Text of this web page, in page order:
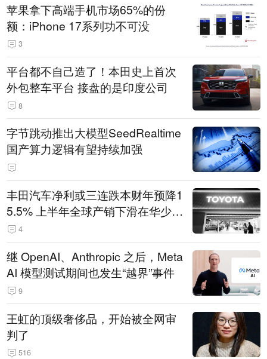
苹果拿下高端手机市场65%的份
额：iPhone 17系列功不可没
3
平台都不自己造了！本田史上首次
外包整车平台 接盘的是印度公司
8
字节跳动推出大模型SeedRealtime
国产算力逻辑有望持续加强
丰田汽车净利或三连跌本财年预降1
5.5% 上半年全球产销下滑在华少卖
14.3万辆
4
继 OpenAI、Anthropic 之后，Meta
AI 模型测试期间也发生“越界”事件
9
王虹的顶级奢侈品，开始被全网审
判了
516